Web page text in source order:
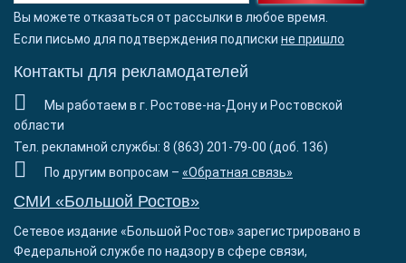
Вы можете отказаться от рассылки в любое время.
Если письмо для подтверждения подписки не пришло
Контакты для рекламодателей
Мы работаем в г. Ростове-на-Дону и Ростовской
области
Тел. рекламной службы: 8 (863) 201-79-00 (доб. 136)
По другим вопросам – «Обратная связь»
СМИ «Большой Ростов»
Сетевое издание «Большой Ростов» зарегистрировано в
Федеральной службе по надзору в сфере связи,